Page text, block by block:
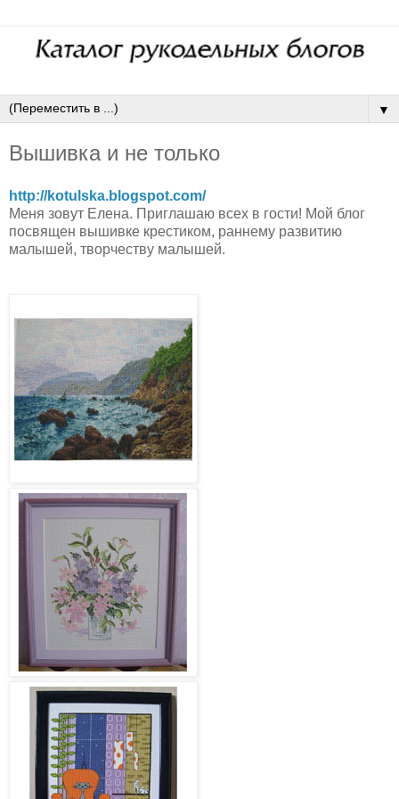
▼
Вышивка и не только
http://kotulska.blogspot.com/
Меня зовут Елена. Приглашаю всех в гости! Мой блог
посвящен вышивке крестиком, раннему развитию
малышей, творчеству малышей.